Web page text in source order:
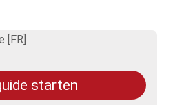
starten